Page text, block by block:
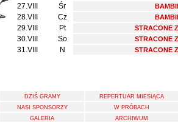
27.VIII Śr
28.VIII Cz
29.VIII Pt STRACONE
30.VIII So STRACONE
31.VIII N STRACONE
DZIŚ GRAMY
REPERTUAR MIESIĄCA
NASI SPONSORZY
W PRÓBACH
GALERIA ARCHIWUM